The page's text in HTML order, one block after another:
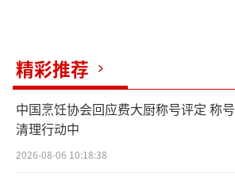
精彩推荐
中国烹饪协会回应费大厨称号评定 称号
清理行动中
2026-08-06 10:18:38